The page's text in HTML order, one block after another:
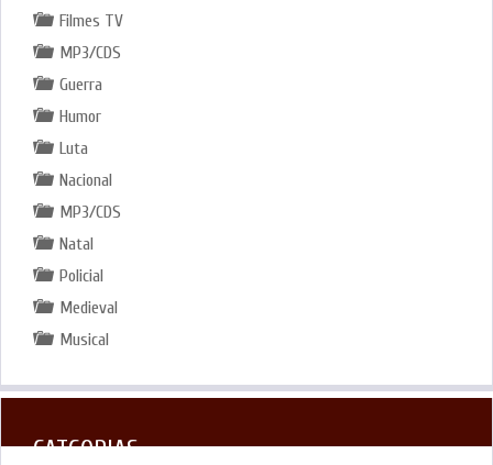
Filmes TV
MP3/CDS
Guerra
Humor
Luta
Nacional
MP3/CDS
Natal
Policial
Medieval
Musical
CATGORIAS